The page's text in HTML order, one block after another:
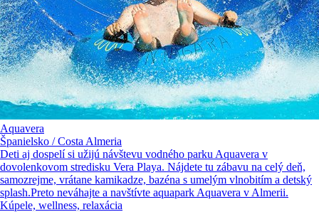
Aquavera
Španielsko / Costa Almeria
Deti aj dospelí si užijú návštevu vodného parku Aquavera v
dovolenkovom stredisku Vera Playa. Nájdete tu zábavu na celý deň,
samozrejme, vrátane kamikadze, bazéna s umelým vlnobitím a detský
splash.Preto neváhajte a navštívte aquapark Aquavera v Almerii.
Kúpele, wellness, relaxácia